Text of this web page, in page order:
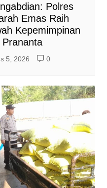
Polres
Emas Raih
Kepemimpinan
Prananta
5, 2026 0